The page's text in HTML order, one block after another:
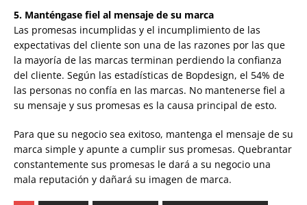
5. Manténgase fiel al mensaje de su marca
Las promesas incumplidas y el incumplimiento de las
expectativas del cliente son una de las razones por las que
la mayoría de las marcas terminan perdiendo la confianza
del cliente. Según las estadísticas de Bopdesign, el 54% de
las personas no confía en las marcas. No mantenerse fiel a
su mensaje y sus promesas es la causa principal de esto.
Para que su negocio sea exitoso, mantenga el mensaje de su
marca simple y apunte a cumplir sus promesas. Quebrantar
constantemente sus promesas le dará a su negocio una
mala reputación y dañará su imagen de marca.